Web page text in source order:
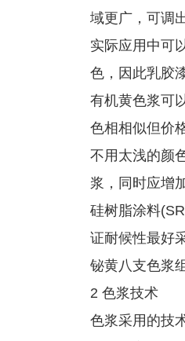
域更广，可调
实际应用中可
色，因此乳胶
有机黄色浆可
色相相似但价
不用太浅的颜
浆，同时应增
硅树脂涂料
证耐候性最好
铋黄八支色浆
2 色浆技术
色浆采用的技